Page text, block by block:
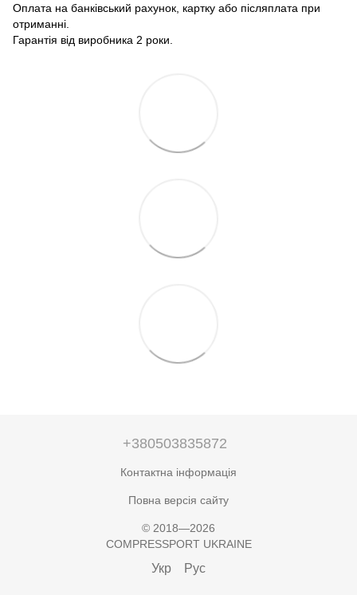
Оплата на банківський рахунок, картку або післяплата при
отриманні.
Гарантія від виробника 2 роки.
+380503835872
Контактна інформація
Повна версія сайту
© 2018—2026
COMPRESSPORT UKRAINE
Укр Рус